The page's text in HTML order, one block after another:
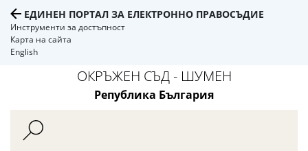
ЕДИНЕН ПОРТАЛ ЗА ЕЛЕКТРОННО ПРАВОСЪДИЕ
Инструменти за достъпност
Карта на сайта
English
ОКРЪЖЕН СЪД - ШУМЕН
Република България